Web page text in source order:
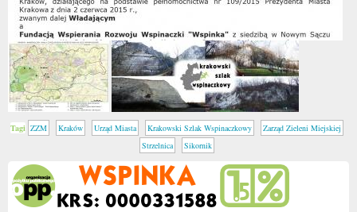
Tagi ZZM Kraków Urząd Miasta Krakowski Szlak Wspinaczkowy
Zarząd Zieleni Miejskiej
Strzelnica
Sikornik